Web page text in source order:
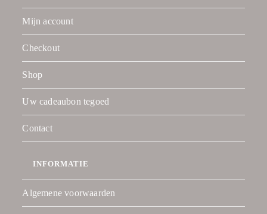
Mijn account
Checkout
Shop
Uw cadeaubon tegoed
Contact
INFORMATIE
Algemene voorwaarden